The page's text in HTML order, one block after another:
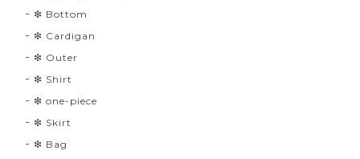
❇︎ Bottom
❇︎ Cardigan
❇︎ Outer
❇︎ Shirt
❇︎ one-piece
❇︎ Skirt
❇︎ Bag